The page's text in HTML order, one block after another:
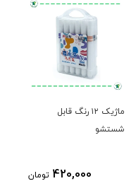
ماژیک ۱۲ رنگ قابل
شستشو
420,000 تومان